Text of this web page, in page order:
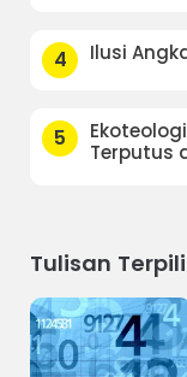
4 Ilusi
5
Terputus
Tulisan